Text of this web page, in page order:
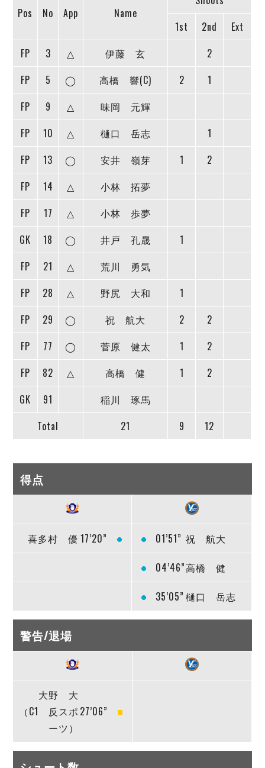
リガーレヴィア葛飾
アグレミーナ浜松
ポルセイド浜田
ミラクルスマイル新居浜
Pos No App Name
1st
2nd
Ext
FP
3 △ 伊藤 玄
2
FP
5 ◯ 高橋 響(C) 2
1
FP
9 △
味岡 元輝
FP
10 △ 樋口 岳志
1
FP
13 ◯ 安井 嶺芽 1
2
FP
14 △
小林 拓夢
FP
17 △
小林 歩夢
GK
18 ◯ 井戸 孔晟
1
FP
21 △
荒川 勇気
FP
28 △ 野尻 大和
1
FP
29 ◯ 祝 航大 2
2
FP
77 ◯ 菅原 健太 1
2
FP
82 △ 高橋 健 1
2
GK
91
稲川 琢馬
Total
21 9 12
得点
喜多村 優 17’20” 01’51” 祝 航大
04’46”高橋 健
35’05” 樋口 岳志
警告/退場
大野 大
（C1 反スポ
ーツ）
27’06”